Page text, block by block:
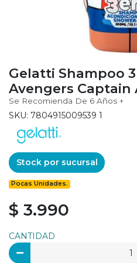
Gelatti Shampoo 3
Avengers Captain
Se Recomienda De 6 Años +
SKU: 7804915009539 1
Stock por sucursal
Pocas Unidades.
$ 3.990
CANTIDAD